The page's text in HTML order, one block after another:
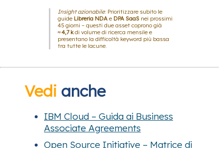
Insight azionabile: Prioritizzare subito le
guide Libreria NDA e DPA SaaS nei prossimi
45 giorni – questi due asset coprono già
≈ 4,7 kdi volume di ricerca mensile e
presentano la difficoltà keyword più bassa
tra tutte le lacune.
Vedi anche
IBM Cloud – Guida ai Business
Associate Agreements
Open Source Initiative – Matrice di